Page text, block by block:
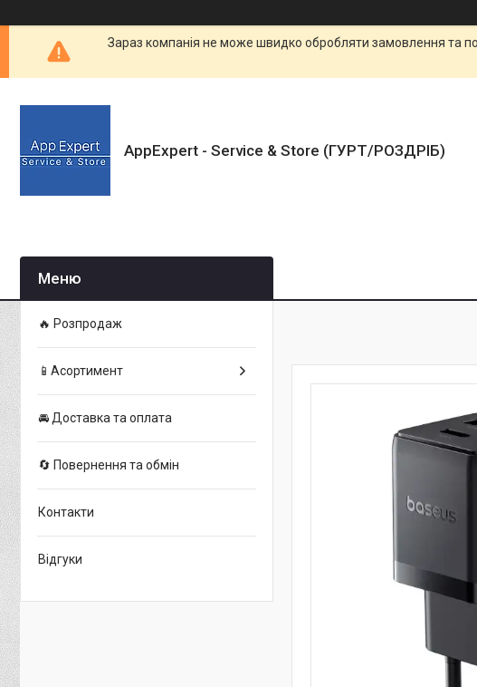
Зараз компанія не може швидко обробляти замовлення та
AppExpert - Service & Store (ГУРТ/РОЗДРІБ)
🔥 Розпродаж
📱Асортимент
🚘 Доставка та оплата
🔄 Повернення та обмін
Контакти
Відгуки